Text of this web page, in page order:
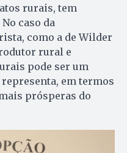
rurais, tem
caso da
como a de Wilder
rural e
pode ser um
em termos
prósperas do